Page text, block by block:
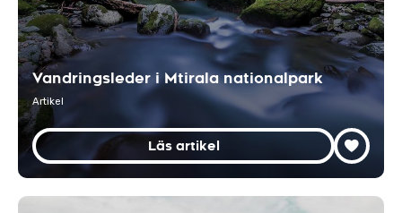
Vandringsleder i Mtirala nationalpark
Artikel
Läs artikel